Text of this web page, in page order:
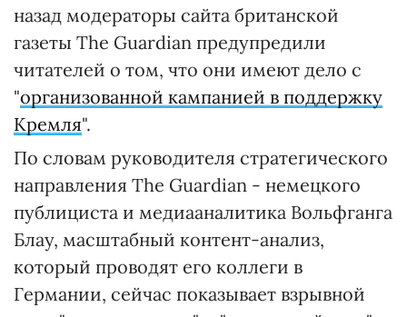
назад модераторы сайта британской
газеты The Guardian предупредили
читателей о том, что они имеют дело с
"организованной кампанией в поддержку
Кремля".
По словам руководителя стратегического
направления The Guardian - немецкого
публициста и медиааналитика Вольфганга
Блау, масштабный контент-анализ,
который проводят его коллеги в
Германии, сейчас показывает взрывной